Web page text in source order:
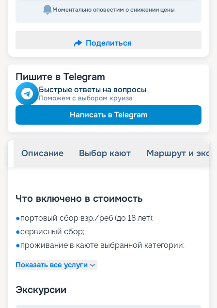
Моментально оповестим о снижении цены
Поделиться
Пишите в Telegram
Быстрые ответы на вопросы
Поможем с выбором круиза
Написать в Telegram
Описание Выбор кают Маршрут и
Что включено в стоимость
●портовый сбор взр./реб.(до 18 лет);
●сервисный сбор;
●проживание в каюте выбранной категории;
Показать все услуги
Экскурсии